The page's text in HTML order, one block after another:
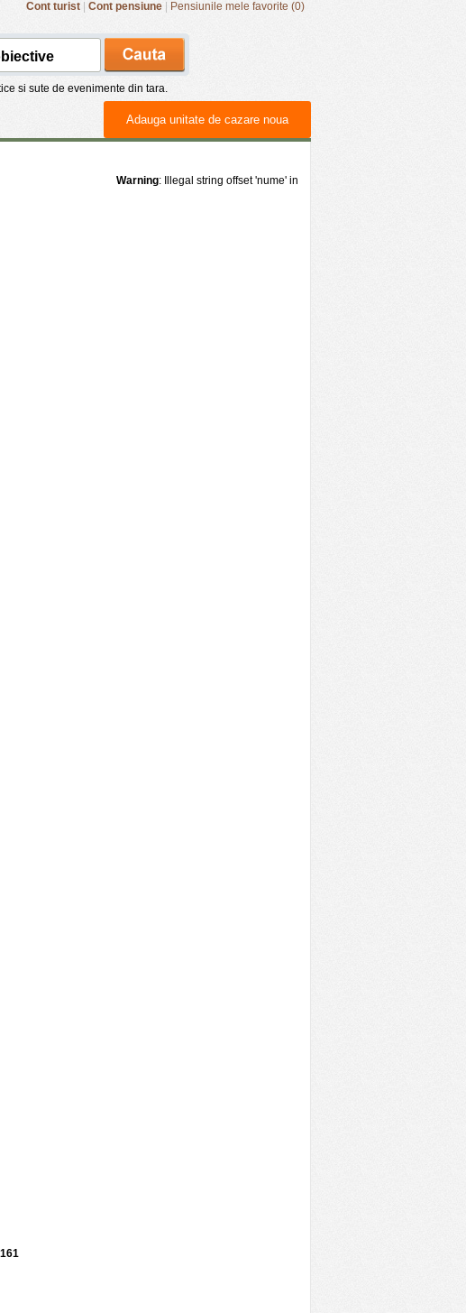
Cont turist Cont pensiune Pensiunile mele favorite (0)
si sute de evenimente din tara.
Adauga unitate de cazare noua
Warning: Illegal string offset 'nume' in
161